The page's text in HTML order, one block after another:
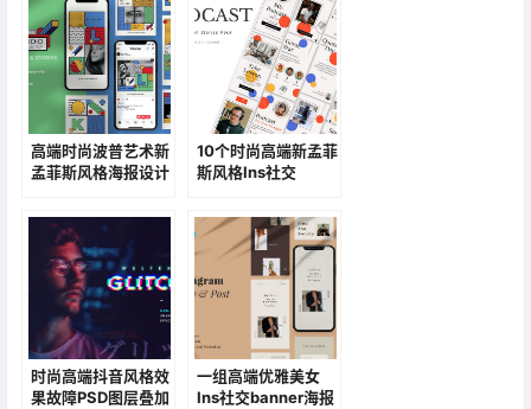
高端时尚波普艺术新
孟菲斯风格海报设计
10个时尚高端新孟菲
斯风格Ins社交
集合
时尚高端抖音风格效
果故障PSD图层叠加
一组高端优雅美女
Ins社交banner海报